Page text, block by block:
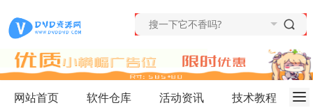
网站首页 软件仓库 活动资讯 技术教程